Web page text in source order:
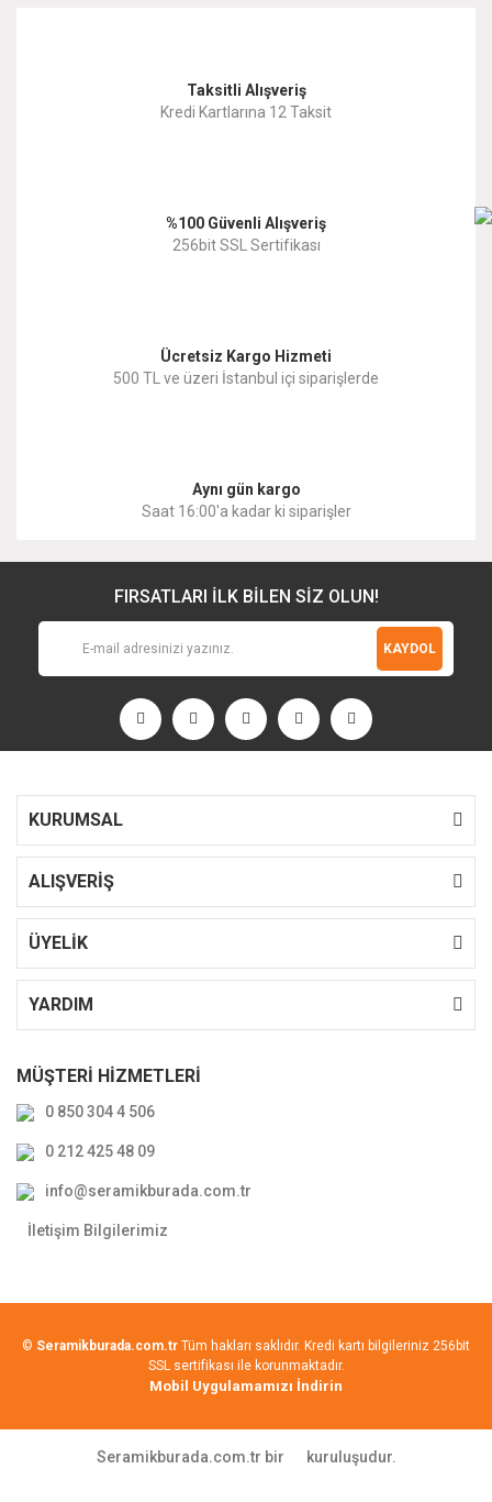
Ürün resmi kalitesiz, bozuk veya görüntülenemiyor.
Ürün fiyatı diğer sitelerden daha pahalı.
Taksitli Alışveriş
Kredi Kartlarına 12 Taksit
%100 Güvenli Alışveriş
256bit SSL Sertifikası
Ücretsiz Kargo Hizmeti
500 TL ve üzeri İstanbul içi siparişlerde
Aynı gün kargo
Saat 16:00'a kadar ki siparişler
FIRSATLARI İLK BİLEN SİZ OLUN!
KAYDOL
KURUMSAL
ALIŞVERİŞ
ÜYELİK
YARDIM
MÜŞTERİ HİZMETLERİ
0 850 304 4 506
0 212 425 48 09
info@seramikburada.com.tr
İletişim Bilgilerimiz
© Seramikburada.com.tr Tüm hakları saklıdır. Kredi kartı bilgileriniz 256bit
SSL sertifikası ile korunmaktadır.
Mobil Uygulamamızı İndirin
Seramikburada.com.tr bir kuruluşudur.